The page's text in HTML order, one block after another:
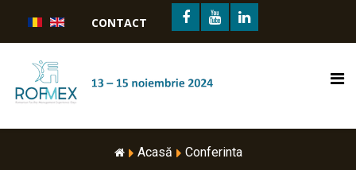
CONTACT
Acasă Conferinta